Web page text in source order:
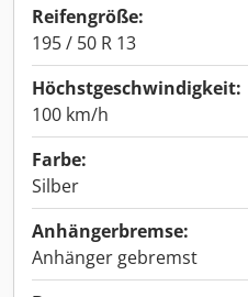
Reifengröße:
195 / 50 R 13
Höchstgeschwindigkeit:
100 km/h
Farbe:
Silber
Anhängerbremse:
Anhänger gebremst